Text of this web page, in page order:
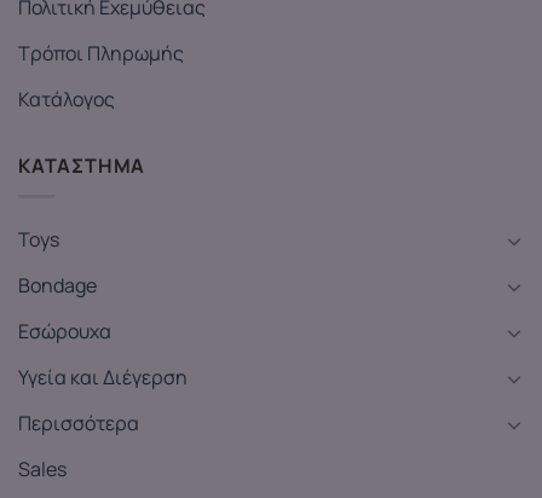
Πολιτική Εχεμύθειας
Τρόποι Πληρωμής
Κατάλογος
ΚΑΤΑΣΤΗΜΑ
Toys
Bondage
Εσώρουχα
Υγεία και Διέγερση
Περισσότερα
Sales